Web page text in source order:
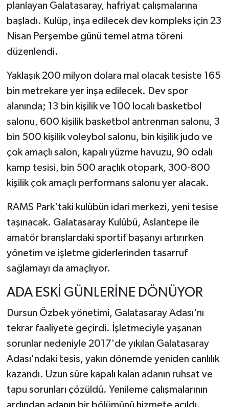
planlayan Galatasaray, hafriyat çalışmalarına
başladı. Kulüp, inşa edilecek dev kompleks için 23
Nisan Perşembe günü temel atma töreni
düzenlendi.
Yaklaşık 200 milyon dolara mal olacak tesiste 165
bin metrekare yer inşa edilecek. Dev spor
alanında; 13 bin kişilik ve 100 localı basketbol
salonu, 600 kişilik basketbol antrenman salonu, 3
bin 500 kişilik voleybol salonu, bin kişilik judo ve
çok amaçlı salon, kapalı yüzme havuzu, 90 odalı
kamp tesisi, bin 500 araçlık otopark, 300-800
kişilik çok amaçlı performans salonu yer alacak.
RAMS Park'taki kulübün idari merkezi, yeni tesise
taşınacak. Galatasaray Kulübü, Aslantepe ile
amatör branşlardaki sportif başarıyı artırırken
yönetim ve işletme giderlerinden tasarruf
sağlamayı da amaçlıyor.
ADA ESKİ GÜNLERİNE DÖNÜYOR
Dursun Özbek yönetimi, Galatasaray Adası'nı
tekrar faaliyete geçirdi. İşletmeciyle yaşanan
sorunlar nedeniyle 2017'de yıkılan Galatasaray
Adası'ndaki tesis, yakın dönemde yeniden canlılık
kazandı. Uzun süre kapalı kalan adanın ruhsat ve
tapu sorunları çözüldü. Yenileme çalışmalarının
ardından adanın bir bölümünü hizmete açıldı.